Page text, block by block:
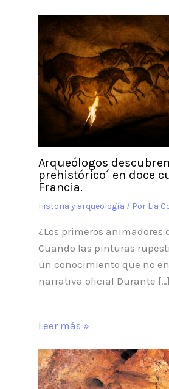
Arqueólogos
prehistórico´ en doce
Francia.
Historia y arqueología / Por Lia
¿Los primeros animadores
Cuando las pinturas
un conocimiento que no
narrativa oficial Durante […]
Leer más »